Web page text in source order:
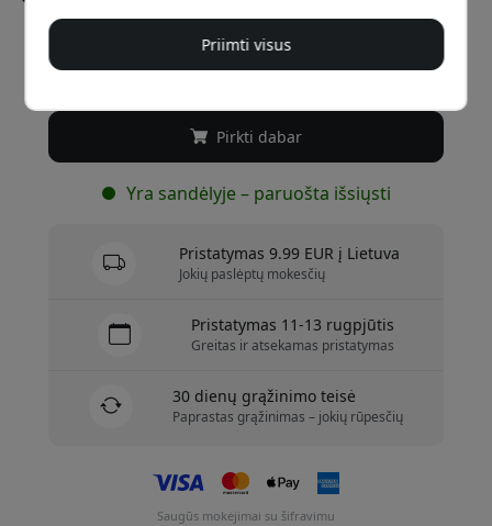
Rekomenduojama kaina
39.99 EUR
Pirkti dabar
Yra sandėlyje – paruošta išsiųsti
Pristatymas 9.99 EUR į Lietuva
Jokių paslėptų mokesčių
Pristatymas 11-13 rugpjūtis
Greitas ir atsekamas pristatymas
30 dienų grąžinimo teisė
Paprastas grąžinimas – jokių rūpesčių
Saugūs mokėjimai su šifravimu
Priimti visus